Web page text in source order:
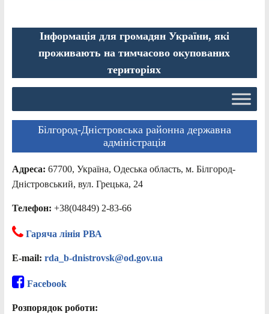
Інформація для громадян України, які
проживають на тимчасово окупованих
територіях
Білгород-Дністровська районна державна
адміністрація
Адреса: 67700, Україна, Одеська область, м. Білгород-
Дністровський, вул. Грецька, 24
Телефон: +38(04849) 2-83-66
Гаряча лінія РВА
E-mail: rda_b-dnistrovsk@od.gov.ua
Facebook
Розпорядок роботи: